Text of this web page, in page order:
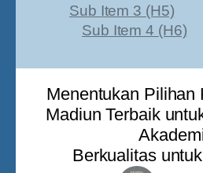
Sub Item 3 (H5)
Sub Item 4 (H6)
Menentukan Pilihan
Madiun Terbaik
Berkualitas